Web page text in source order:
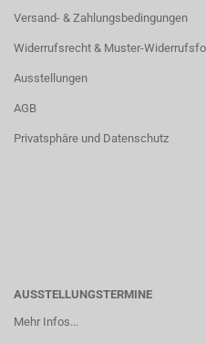
Versand- & Zahlungsbedingungen
Widerrufsrecht & Muster-
Ausstellungen
AGB
Privatsphäre und Datenschutz
AUSSTELLUNGSTERMINE
Mehr Infos...